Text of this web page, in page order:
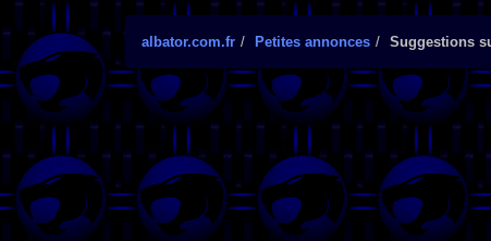
albator.com.fr Petites annonces Suggestions